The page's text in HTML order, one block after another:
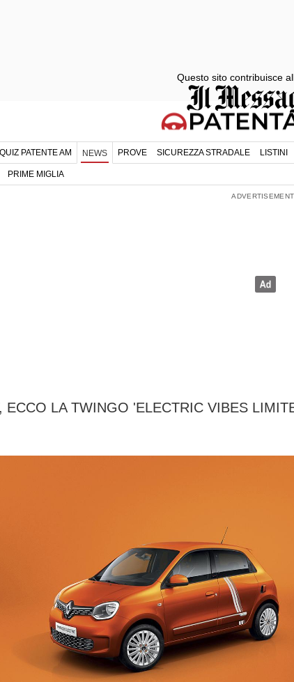
QUIZ PATENTE AM NEWS PROVE SICUREZZA STRADALE LISTINI
PRIME MIGLIA
ECCO LA TWINGO 'ELECTRIC VIBES
Questo sito contribuisce